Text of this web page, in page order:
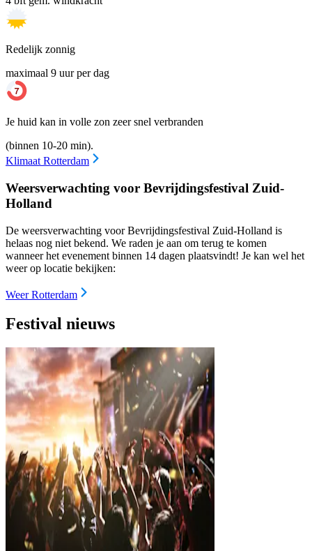
Redelijk zonnig
maximaal 9 uur per dag
Je huid kan in volle zon zeer snel verbranden
(binnen 10-20 min).
Klimaat Rotterdam
Weersverwachting voor Bevrijdingsfestival Zuid-
Holland
De weersverwachting voor Bevrijdingsfestival Zuid-Holland is
helaas nog niet bekend. We raden je aan om terug te komen
wanneer het evenement binnen 14 dagen plaatsvindt! Je kan wel het
weer op locatie bekijken:
Weer Rotterdam
Festival nieuws